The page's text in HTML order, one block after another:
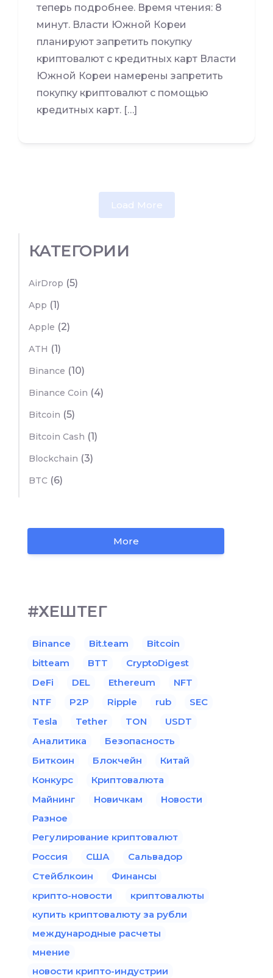
теперь подробнее. Время чтения: 8
минут. Власти Южной Кореи
планируют запретить покупку
криптовалют с кредитных карт Власти
Южной Кореи намерены запретить
покупку криптовалют с помощью
кредитных карт. […]
Load More
КАТЕГОРИИ
AirDrop (5)
App (1)
Apple (2)
ATH (1)
Binance (10)
Binance Coin (4)
Bitcoin (5)
Bitcoin Cash (1)
Blockchain (3)
BTC (6)
More
#ХЕШТЕГ
Binance Bit.team
Bitcoin
bitteam
BTT
CryptoDigest
DeFi
DEL Ethereum
NFT
NTF
P2P Ripple rub
SEC
Tesla
Tether TON
USDT
Аналитика
Безопасность
Биткоин
Блокчейн
Китай
Конкурс
Криптовалюта
Майнинг
Новичкам
Новости
Разное
Регулирование криптовалют
Россия
США
Сальвадор
Стейблкоин
Финансы
крипто-новости
криптовалюты
купить криптовалюту за рубли
международные расчеты
мнение
новости крипто-индустрии